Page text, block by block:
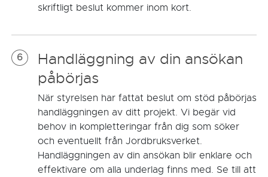
skriftligt beslut kommer inom kort.
6
Handläggning av din ansökan
påbörjas
När styrelsen har fattat beslut om stöd påbörjas
handläggningen av ditt projekt. Vi begär vid
behov in kompletteringar från dig som söker
och eventuellt från Jordbruksverket.
Handläggningen av din ansökan blir enklare och
effektivare om alla underlag finns med. Se till att